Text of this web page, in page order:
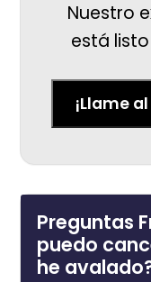
Nuestro
está
¡Llame
Preguntas
puedo
he